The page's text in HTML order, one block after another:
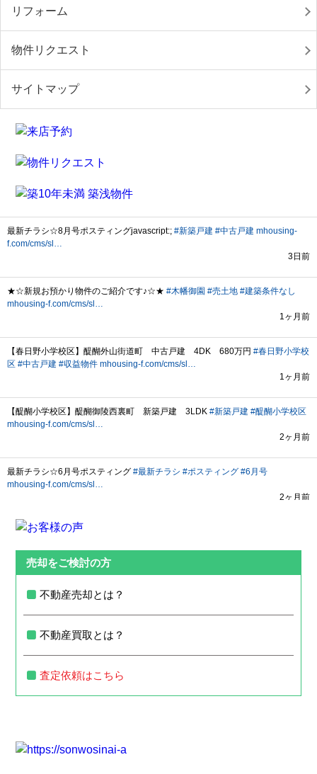
リフォーム
物件リクエスト
サイトマップ
売却をご検討の方
不動産売却とは？
不動産買取とは？
査定依頼はこちら